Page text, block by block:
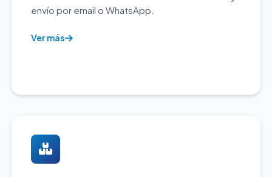
envío por email o WhatsApp.
Ver más